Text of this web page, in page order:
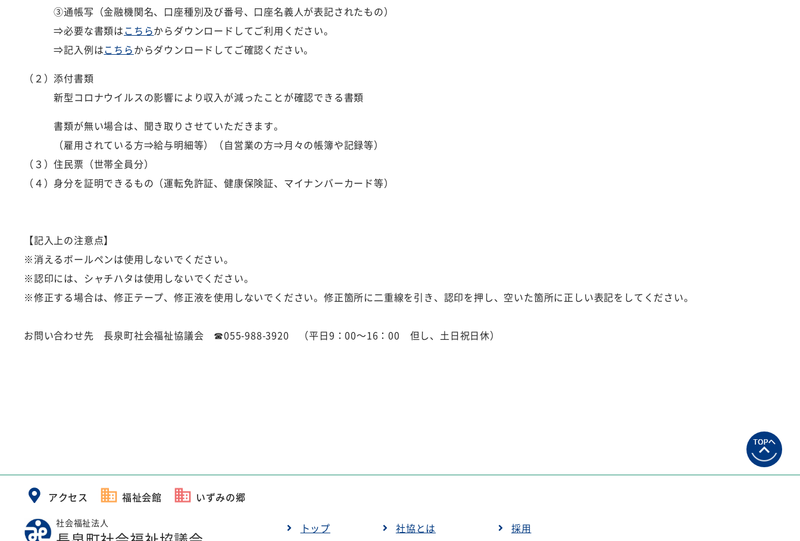
③通帳写（金融機関名、口座種別及び番号、口座名義人が表記されたもの）
⇒必要な書類はこちらからダウンロードしてご利用ください。
⇒記入例はこちらからダウンロードしてご確認ください。
（２）添付書類
新型コロナウイルスの影響により収入が減ったことが確認できる書類
書類が無い場合は、聞き取りさせていただきます。
（雇用されている方⇒給与明細等）（自営業の方⇒月々の帳簿や記録等）
（３）住民票（世帯全員分）
（４）身分を証明できるもの（運転免許証、健康保険証、マイナンバーカード等）
【記入上の注意点】
※消えるボールペンは使用しないでください。
※認印には、シャチハタは使用しないでください。
※修正する場合は、修正テープ、修正液を使用しないでください。修正箇所に二重線を引き、認印を押し、空いた箇所に正しい表記をしてください。
お問い合わせ先 長泉町社会福祉協議会 ☎055-988-3920 （平日9：00～16：00 但し、土日祝日休）
アクセス 福祉会館 いずみの郷
社会福祉法人 トップ
社協とは
採用